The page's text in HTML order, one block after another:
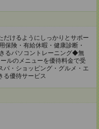
だけるようにしっかりとサポー
保険・有給休暇・健康診断・
るパソコントレーニング◆無
ルのメニューを優待料金で受
・ショッピング・グルメ・エ
る優待サービス